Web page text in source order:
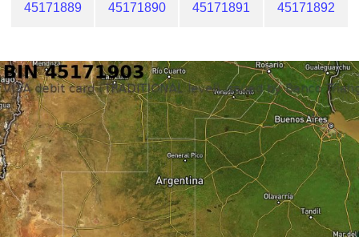
45171889 45171890 45171891 45171892